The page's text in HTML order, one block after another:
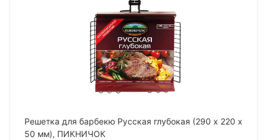
Решетка для барбекю Русская глубокая (290 х 220 х
50 мм), ПИКНИЧОК